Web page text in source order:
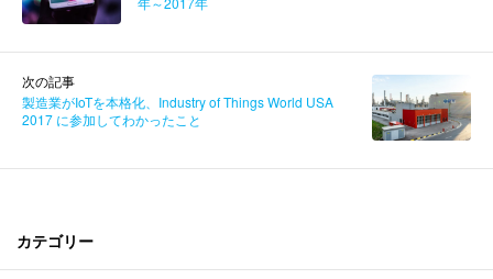
次の記事
製造業がIoTを本格化、Industry of Things World USA
2017 に参加してわかったこと
カテゴリー